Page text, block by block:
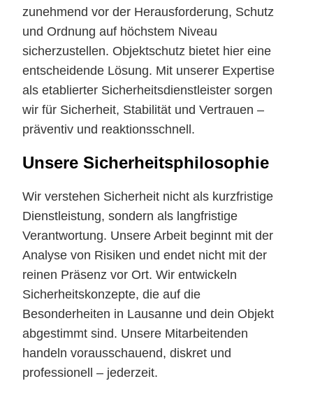
zunehmend vor der Herausforderung, Schutz
und Ordnung auf höchstem Niveau
sicherzustellen. Objektschutz bietet hier eine
entscheidende Lösung. Mit unserer Expertise
als etablierter Sicherheitsdienstleister sorgen
wir für Sicherheit, Stabilität und Vertrauen –
präventiv und reaktionsschnell.
Unsere Sicherheitsphilosophie
Wir verstehen Sicherheit nicht als kurzfristige
Dienstleistung, sondern als langfristige
Verantwortung. Unsere Arbeit beginnt mit der
Analyse von Risiken und endet nicht mit der
reinen Präsenz vor Ort. Wir entwickeln
Sicherheitskonzepte, die auf die
Besonderheiten in Lausanne und dein Objekt
abgestimmt sind. Unsere Mitarbeitenden
handeln vorausschauend, diskret und
professionell – jederzeit.